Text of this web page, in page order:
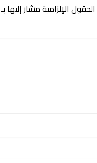
الحقول الإلزامية مشار إليها بـ